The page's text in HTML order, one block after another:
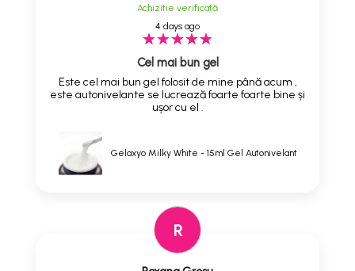
Achizitie verificată
4 days ago
Cel mai bun gel
Este cel mai bun gel folosit de mine până acum ,
este autonivelante se lucrează foarte foarte bine și
ușor cu el .
Gelaxyo Milky White - 15ml Gel Autonivelant
R